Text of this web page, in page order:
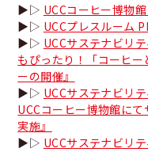
▶▷ UCCコーヒー博物
▶▷ UCCプレスルーム
▶▷ UCCサステナビリ
もぴったり！「コーヒ
ーの開催』
▶▷ UCCサステナビリ
UCCコーヒー博物館に
実施』
▶▷ UCCサステナビリ